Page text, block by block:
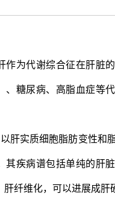
作为代谢综合征在肝脏
、糖尿病、高脂血症等
肝实质细胞脂肪变性和
其疾病谱包括单纯的肝
纤维化，可以进展成肝